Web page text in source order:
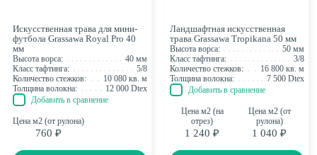
Искусственная трава для мини-
футбола Grassawa Royal Pro 40
мм
Высота ворса:
40 мм
Класс тафтинга:
5/8
Количество стежков:
10 080 кв. м
Толщина волокна:
12 000 Dtex
Добавить в сравнение
Цена м2 (от рулона)
760 ₽
Ландшафтная искусственная
трава Grassawa Tropikana 50 мм
Высота ворса:
50 мм
Класс тафтинга:
3/8
Количество стежков:
16 800 кв. м
Толщина волокна:
7 500 Dtex
Добавить в сравнение
Цена м2 (на
отрез)
1 240 ₽
Цена м2 (от
рулона)
1 040 ₽